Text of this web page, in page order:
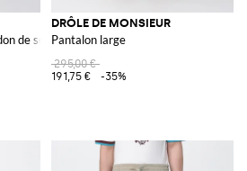
de serrage
DRÔLE DE MONSIEUR
Pantalon large
295,00 €
191,75 €
-35%